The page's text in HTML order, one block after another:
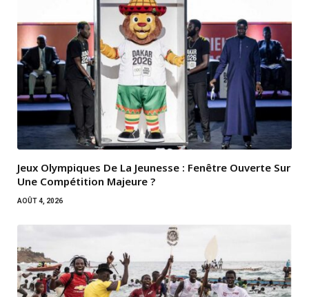
Jeux Olympiques De La Jeunesse : Fenêtre Ouverte Sur
Une Compétition Majeure ?
AOÛT 4, 2026